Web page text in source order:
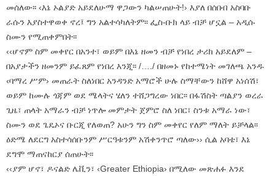
መሰለው፡፡ ‹እኔ ኦልያድ አይደለሁማ ዋጋውን ካልሠጠሁት!› እያለ በሰበብ አስባቡ
ራሱን እያስተዋወቀ ኖረ፤ ግን አልተሳካለትም፡፡ ፌስ-ቡክ ላይ ብቻ ሆኗል – አዲሱ
ስሙን የሚጠቀምበት፡፡
‹‹ሆኖም ስም መቀየር በአንተ፣ ወይም በእኔ ዘመን ብቻ የነበረ ታሪክ አይደለም –
በአያታችን ዘመንም ይፈጸም የነበረ እንጂ፡፡ /…./ በዘመኑ የከተሜነት መገለጫ አንዱ
‹ባማረ ሥም› መጠራት ስለነበር አንዳንድ አማሮች ሁሉ ስማቸውን ከሸዋ አነሰሽ፣
ወይም ከሙሉ ጎጃም ወደ ሜላትና ሄለን ተሸጋግረው ነበር፡፡ በፋሽስት ጣልያን ወረራ
ጊዜ፣ ጠላት አማራን ብቻ ነጥሎ መምታት ጀምሮ ስለ ነበር፣ ስንቱ አማራ ነው፣
ስሙን ወደ ጌዴኦና ቡርጂ የለወጠ? አሁን ግን ስም መቀየር የለም ማለት ይቻላል፡፡
ዕድሜ ለደርግ አስተሳሰቡንም ሥርዓቱንም አሽቀንጥሮ ጣለው›› ሲል አባቴ፣ እኔ
ደግሞ ማጠናከርያ ሰጠሁት፡፡
‹‹ያም ሆኖ፣ ዶናልድ ሌቪን፣ ‹Greater Ethiopia› በሚለው መጽሐፉ እንደ